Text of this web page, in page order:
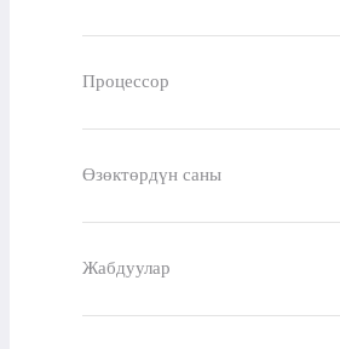
Процессор
Өзөктөрдүн саны
Жабдуулар